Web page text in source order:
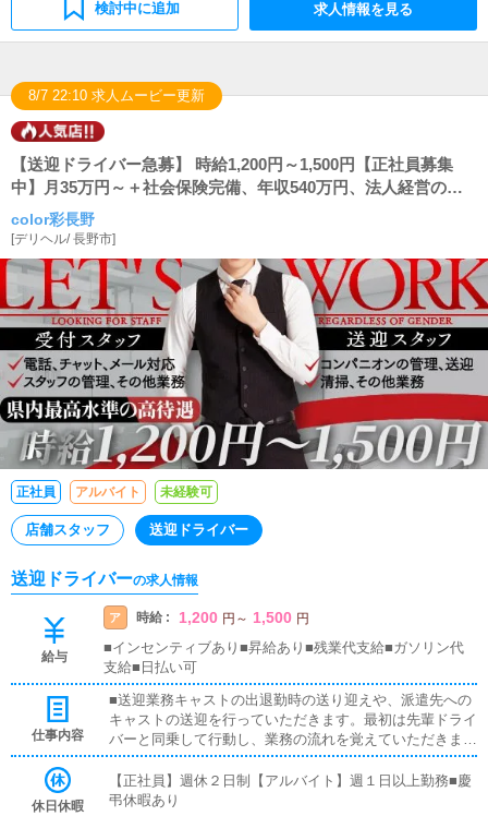
検討中に追加 求人情報を見る
8/7 22:10 求人ムービー更新
【送迎ドライバー急募】 時給1,200円～1,500円【正社員募集
中】月35万円～＋社会保険完備、年収540万円、法人経営の安
定した職場で働いてみませんか？
color彩長野
[デリヘル/長野市]
正社員 アルバイト 未経験可
店舗スタッフ 送迎ドライバー
送迎ドライバーの求人情報
給与
ア 時給 : 1,200 円 ～ 1,500 円
■インセンティブあり■昇給あり■残業代支給■ガソリン代
支給■日払い可
仕事内容
■送迎業務キャストの出退勤時の送り迎えや、派遣先への
キャストの送迎を行っていただきます。最初は先輩ドライ
バーと同乗して行動し、業務の流れを覚えていただきます
ので、未経験の方でも安心して働けます。お客様と対面で
接客をお願いすることはありません。ガソリン代・高速代
は支給します。
休日休暇
【正社員】週休２日制【アルバイト】週１日以上勤務■慶
弔休暇あり